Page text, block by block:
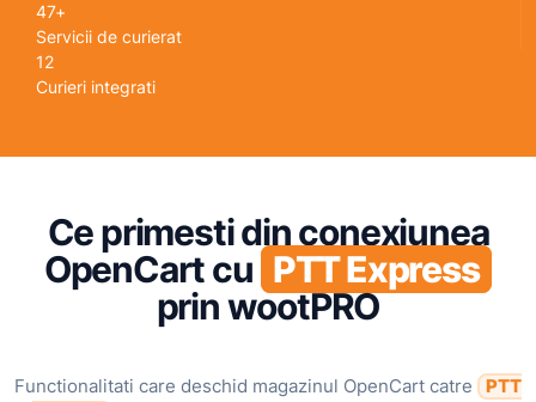
47+
Servicii de curierat
12
Curieri integrati
Ce primesti din conexiunea
OpenCart cu PTT Express
prin wootPRO
Functionalitati care deschid magazinul OpenCart catre PTT